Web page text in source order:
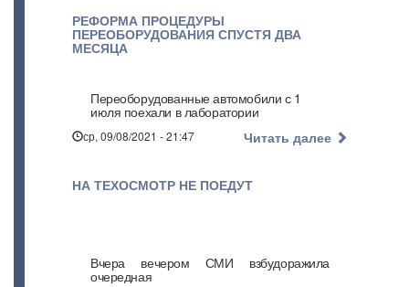
РЕФОРМА ПРОЦЕДУРЫ
ПЕРЕОБОРУДОВАНИЯ СПУСТЯ ДВА
МЕСЯЦА
Переоборудованные автомобили с 1
июля поехали в лаборатории
ср, 09/08/2021 - 21:47 Читать далее
НА ТЕХОСМОТР НЕ ПОЕДУТ
Вчера вечером СМИ взбудоражила
очередная